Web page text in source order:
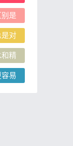
么
是
吗
对
和精
易